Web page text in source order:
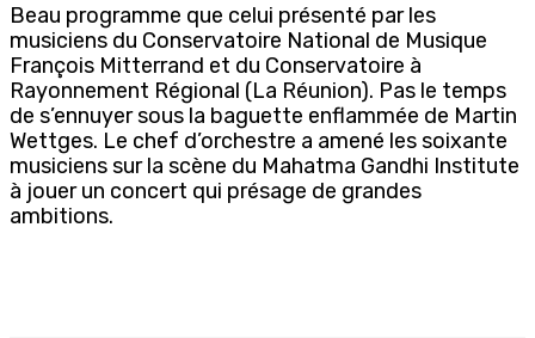
Beau programme que celui présenté par les
musiciens du Conservatoire National de Musique
François Mitterrand et du Conservatoire à
Rayonnement Régional (La Réunion). Pas le temps
de s’ennuyer sous la baguette enflammée de Martin
Wettges. Le chef d’orchestre a amené les soixante
musiciens sur la scène du Mahatma Gandhi Institute
à jouer un concert qui présage de grandes
ambitions.